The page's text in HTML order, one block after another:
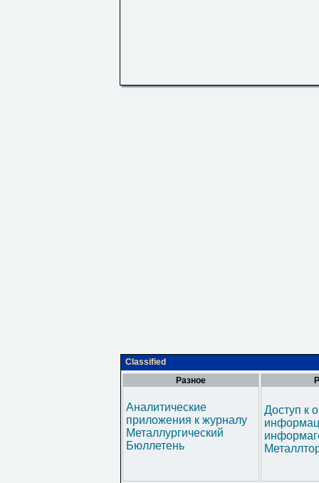
Classified
Разное
Аналитические
приложения к журналу
Металлургический
Бюллетень
Доступ к